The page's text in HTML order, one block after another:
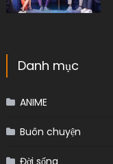
Danh mục
ANIME
Buôn chuyện
Đời sống